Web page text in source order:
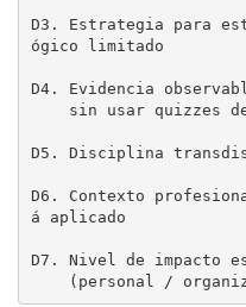
D3. Estrategia para
ógico limitado
D4. Evidencia
D5. Disciplina
D6. Contexto
á aplicado
D7. Nivel de impacto